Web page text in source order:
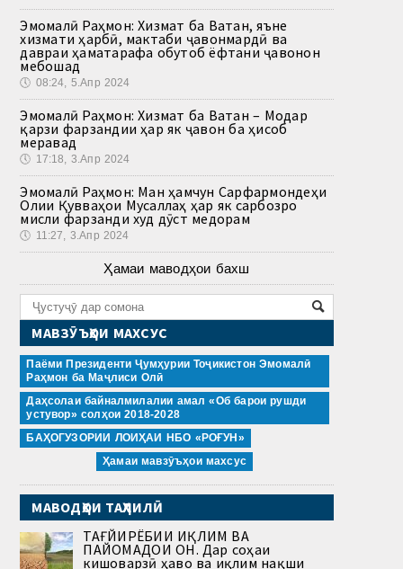
Эмомалӣ Раҳмон: Хизмат ба Ватан, яъне
хизмати ҳарбӣ, мактаби ҷавонмардӣ ва
давраи ҳаматарафа обутоб ёфтани ҷавонон
мебошад
🕔 08:24, 5.Апр 2024
Эмомалӣ Раҳмон: Хизмат ба Ватан – Модар
қарзи фарзандии ҳар як ҷавон ба ҳисоб
меравад
🕔 17:18, 3.Апр 2024
Эмомалӣ Раҳмон: Ман ҳамчун Сарфармондеҳи
Олии Қувваҳои Мусаллаҳ ҳар як сарбозро
мисли фарзанди худ дӯст медорам
🕔 11:27, 3.Апр 2024
Ҳамаи маводҳои бахш
МАВЗӮЪҲОИ МАХСУС
Паёми Президенти Ҷумҳурии Тоҷикистон Эмомалӣ
Раҳмон ба Маҷлиси Олӣ
Даҳсолаи байналмилалии амал «Об барои рушди
устувор» солҳои 2018-2028
БАҲОГУЗОРИИ ЛОИҲАИ НБО «РОҒУН»
Ҳамаи мавзӯъҳои махсус
МАВОДҲОИ ТАҲЛИЛӢ
ТАҒЙИРЁБИИ ИҚЛИМ ВА
ПАЙОМАДҲОИ ОН. Дар соҳаи
кишоварзӣ ҳаво ва иқлим нақши